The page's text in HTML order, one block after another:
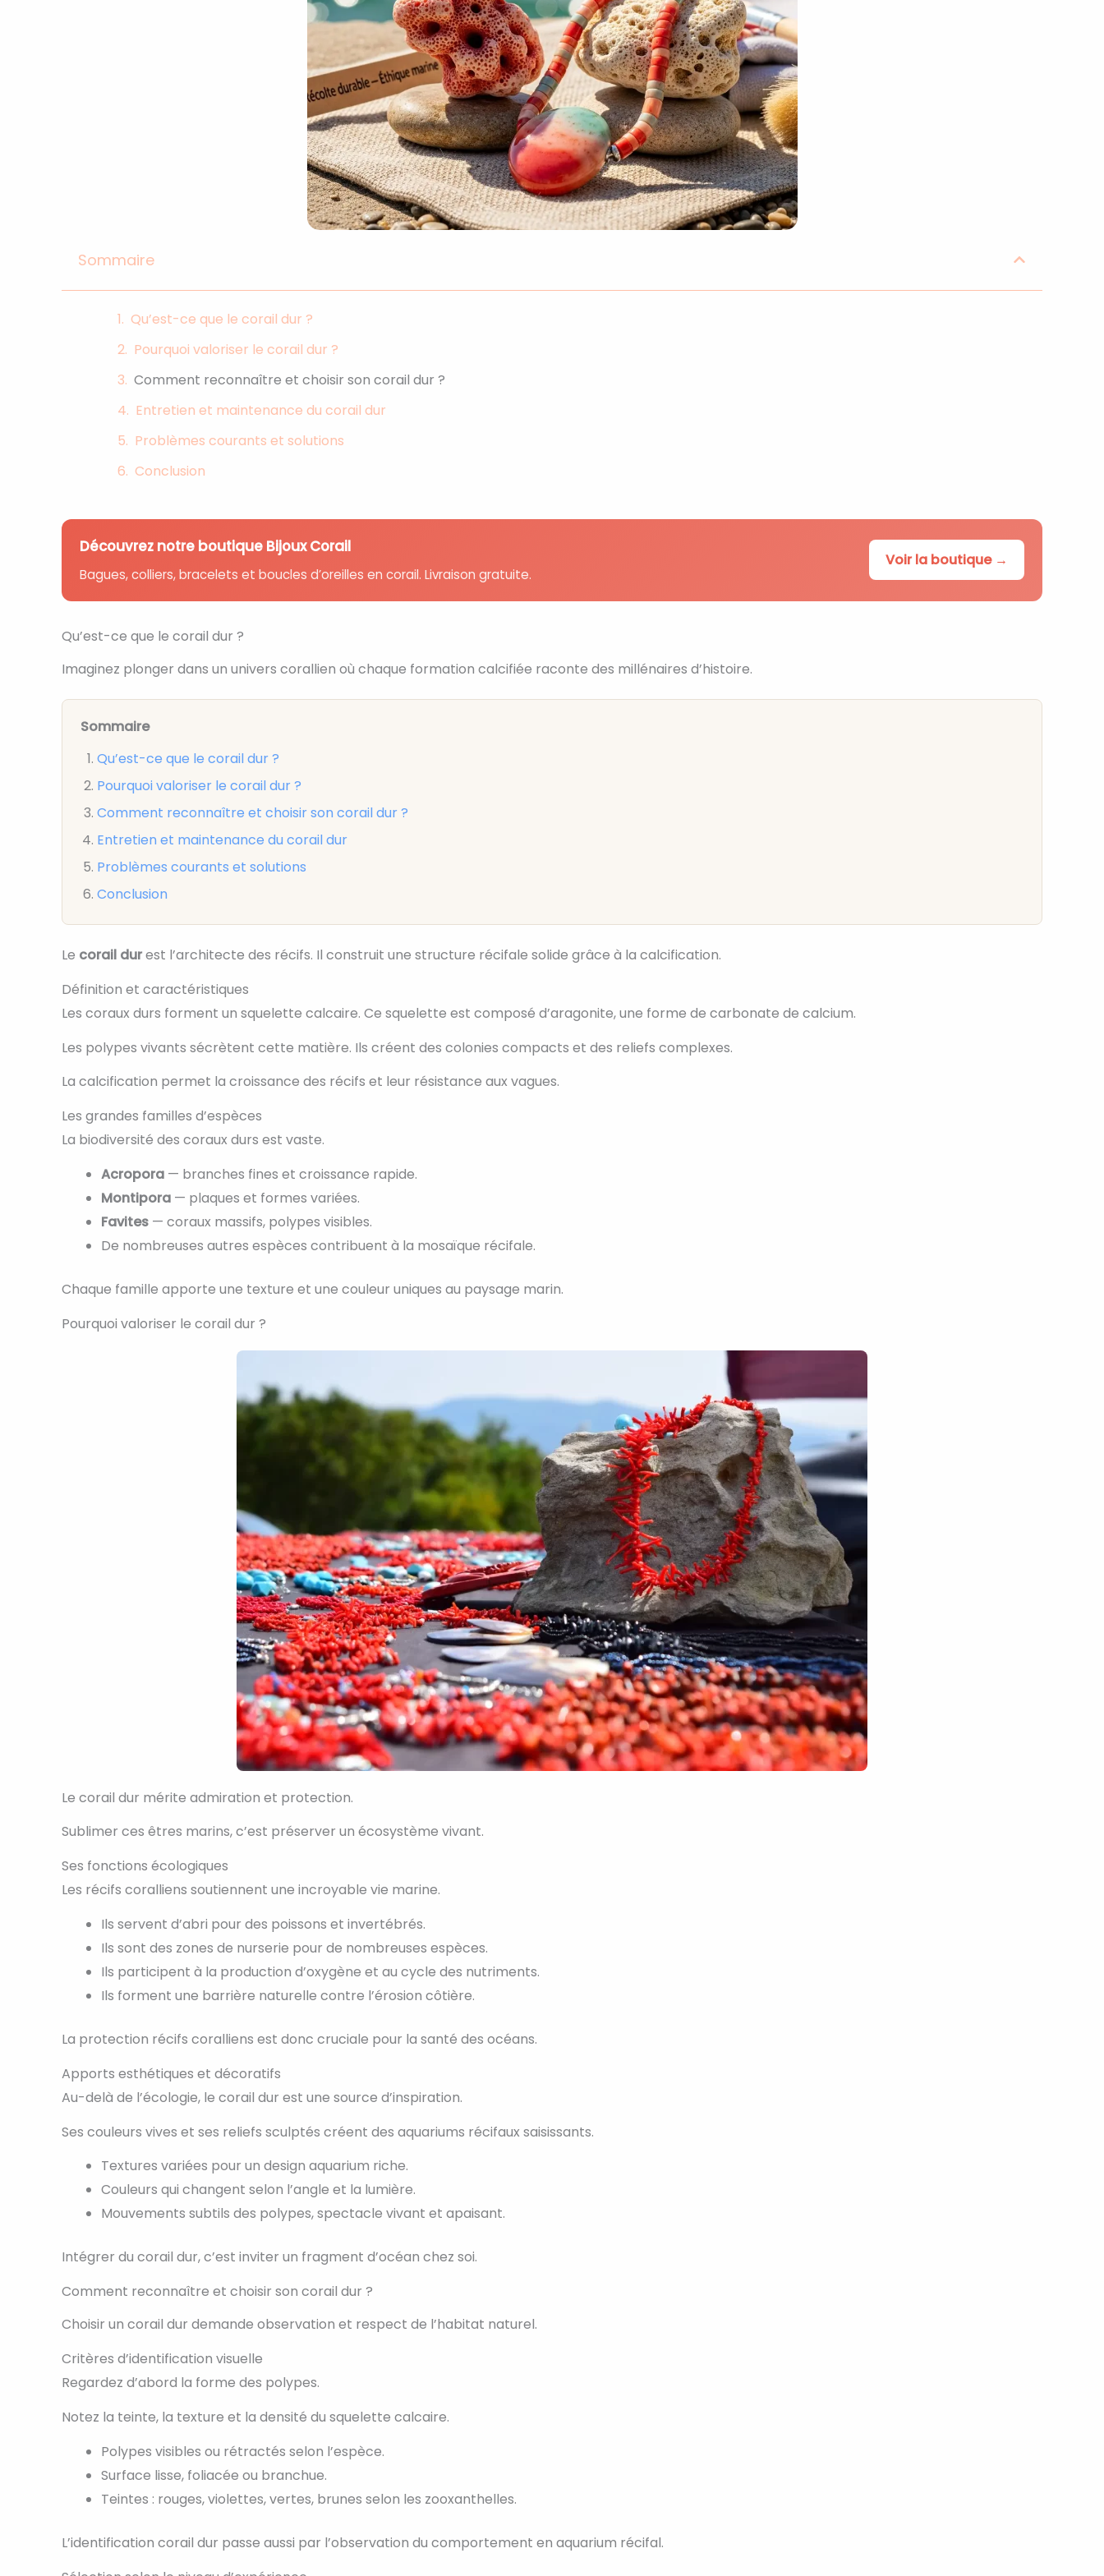
Sommaire
Qu’est-ce que le corail dur ?
Pourquoi valoriser le corail dur ?
Comment reconnaître et choisir son corail dur ?
Entretien et maintenance du corail dur
Problèmes courants et solutions
Conclusion
Découvrez notre boutique Bijoux Corail
Bagues, colliers, bracelets et boucles d’oreilles en corail. Livraison gratuite.
Voir la boutique →
Qu’est-ce que le corail dur ?
Imaginez plonger dans un univers corallien où chaque formation calcifiée raconte des millénaires d’histoire.
Sommaire
Qu’est-ce que le corail dur ?
Pourquoi valoriser le corail dur ?
Comment reconnaître et choisir son corail dur ?
Entretien et maintenance du corail dur
Problèmes courants et solutions
Conclusion
Le corail durest l’architecte des récifs. Il construit une structure récifale solide grâce à la calcification.
Définition et caractéristiques
Les coraux durs forment un squelette calcaire. Ce squelette est composé d’aragonite, une forme de carbonate de calcium.
Les polypes vivants sécrètent cette matière. Ils créent des colonies compacts et des reliefs complexes.
La calcification permet la croissance des récifs et leur résistance aux vagues.
Les grandes familles d’espèces
La biodiversité des coraux durs est vaste.
Acropora — branches fines et croissance rapide.
Montipora — plaques et formes variées.
Favites — coraux massifs, polypes visibles.
De nombreuses autres espèces contribuent à la mosaïque récifale.
Chaque famille apporte une texture et une couleur uniques au paysage marin.
Pourquoi valoriser le corail dur ?
Le corail dur mérite admiration et protection.
Sublimer ces êtres marins, c’est préserver un écosystème vivant.
Ses fonctions écologiques
Les récifs coralliens soutiennent une incroyable vie marine.
Ils servent d’abri pour des poissons et invertébrés.
Ils sont des zones de nurserie pour de nombreuses espèces.
Ils participent à la production d’oxygène et au cycle des nutriments.
Ils forment une barrière naturelle contre l’érosion côtière.
La protection récifs coralliens est donc cruciale pour la santé des océans.
Apports esthétiques et décoratifs
Au-delà de l’écologie, le corail dur est une source d’inspiration.
Ses couleurs vives et ses reliefs sculptés créent des aquariums récifaux saisissants.
Textures variées pour un design aquarium riche.
Couleurs qui changent selon l’angle et la lumière.
Mouvements subtils des polypes, spectacle vivant et apaisant.
Intégrer du corail dur, c’est inviter un fragment d’océan chez soi.
Comment reconnaître et choisir son corail dur ?
Choisir un corail dur demande observation et respect de l’habitat naturel.
Critères d’identification visuelle
Regardez d’abord la forme des polypes.
Notez la teinte, la texture et la densité du squelette calcaire.
Polypes visibles ou rétractés selon l’espèce.
Surface lisse, foliacée ou branchue.
Teintes : rouges, violettes, vertes, brunes selon les zooxanthelles.
L’identification corail dur passe aussi par l’observation du comportement en aquarium récifal.